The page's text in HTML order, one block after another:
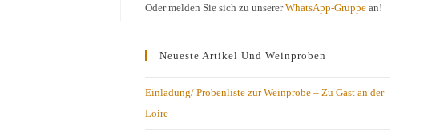
Oder melden Sie sich zu unsererWhatsApp-Gruppe an!
Neueste Artikel Und Weinproben
Einladung/ Probenliste zur Weinprobe – Zu Gast an der
Loire